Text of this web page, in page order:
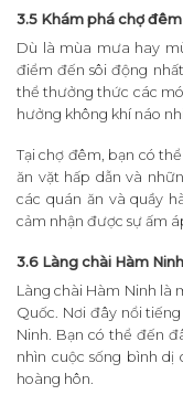
3.5 Khám phá chợ
Dù là mùa mưa hay
điểm đến sôi động
thể thưởng thức các
hưởng không khí náo
Tại chợ đêm, bạn có
ăn vặt hấp dẫn và
các quán ăn và quầy
cảm nhận được sự ấm
3.6 Làng chài Hàm Ninh
Làng chài Hàm Ninh là
Quốc. Nơi đây nổi
Ninh. Bạn có thể đến
nhìn cuộc sống bình
hoàng hôn.